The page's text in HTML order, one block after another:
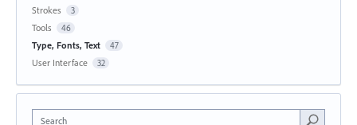
Strokes 3
Tools 46
Type, Fonts, Text 47
User Interface 32
Search